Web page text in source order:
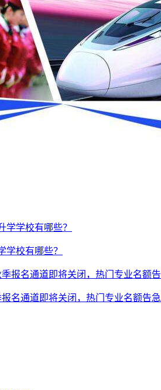
学校有哪些？
名通道即将关闭，热门专业名额告急